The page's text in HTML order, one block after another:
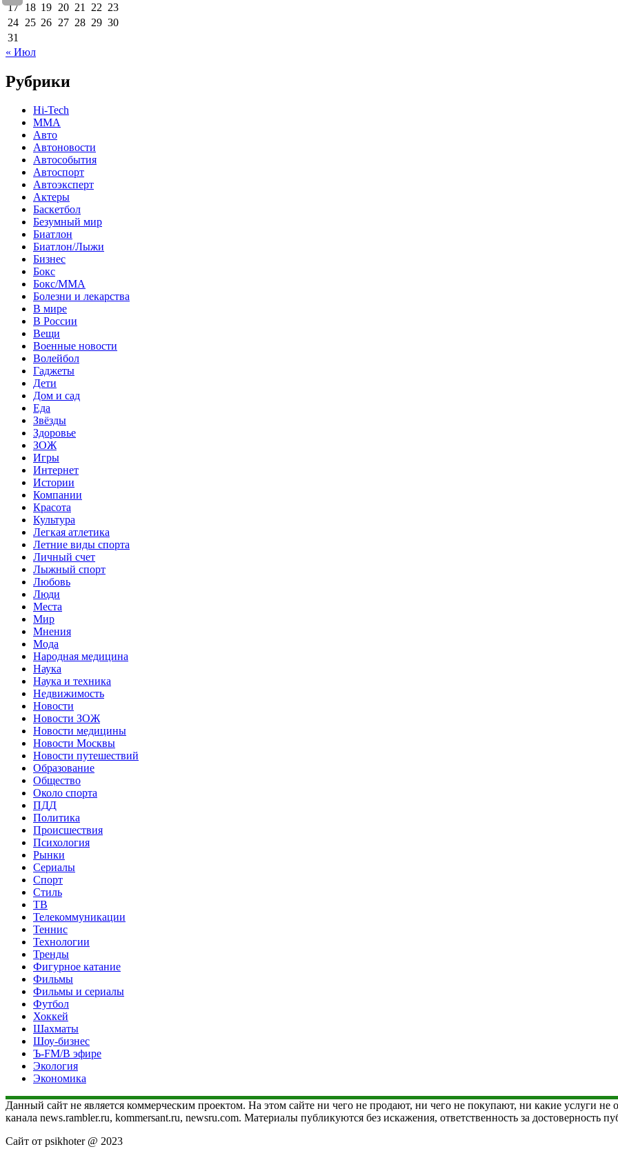
17 18 19 20 21 22 23
24 25 26 27 28 29 30
31
« Июл
Рубрики
Hi-Tech
MMA
Авто
Автоновости
Автособытия
Автоспорт
Автоэксперт
Актеры
Баскетбол
Безумный мир
Биатлон
Биатлон/Лыжи
Бизнес
Бокс
Бокс/MMA
Болезни и лекарства
В мире
В России
Вещи
Военные новости
Волейбол
Гаджеты
Дети
Дом и сад
Еда
Звёзды
Здоровье
ЗОЖ
Игры
Интернет
Истории
Компании
Красота
Культура
Легкая атлетика
Летние виды спорта
Личный счет
Лыжный спорт
Любовь
Люди
Места
Мир
Мнения
Мода
Народная медицина
Наука
Наука и техника
Недвижимость
Новости
Новости ЗОЖ
Новости медицины
Новости Москвы
Новости путешествий
Образование
Общество
Около спорта
ПДД
Политика
Происшествия
Психология
Рынки
Сериалы
Спорт
Стиль
ТВ
Телекоммуникации
Теннис
Технологии
Тренды
Фигурное катание
Фильмы
Фильмы и сериалы
Футбол
Хоккей
Шахматы
Шоу-бизнес
Ъ-FM/В эфире
Экология
Экономика
Данный сайт не является коммерческим проектом. На этом сайте ни чего не продают, ни чего не покупают, ни какие услуги не
канала news.rambler.ru, kommersant.ru, newsru.com. Материалы публикуются без искажения, ответственность за достоверность
Сайт от psikhoter @ 2023